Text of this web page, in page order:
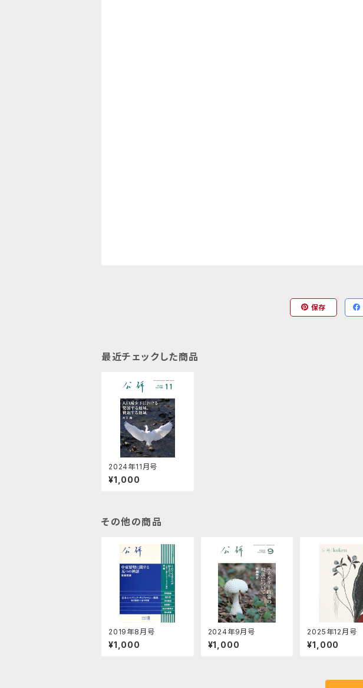
保存
最近チェックした商品
2024年11月号
¥1,000
その他の商品
2019年8月号
¥1,000
2024年9月号
¥1,000
2025年12月号
¥1,000